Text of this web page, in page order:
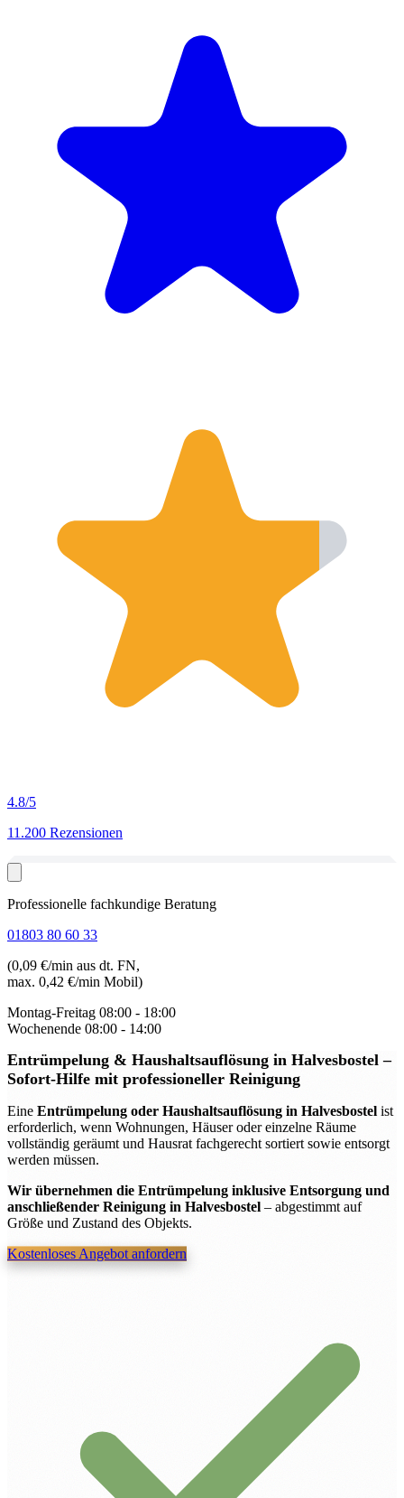
4.8/5
11.200 Rezensionen
Professionelle fachkundige Beratung
01803 80 60 33
(0,09 €/min aus dt. FN,
max. 0,42 €/min Mobil)
Montag-Freitag 08:00 - 18:00
Wochenende 08:00 - 14:00
Entrümpelung & Haushaltsauflösung in Halvesbostel–
Sofort-Hilfe mit professioneller Reinigung
Eine Entrümpelung oder Haushaltsauflösung in Halvesbostel ist
erforderlich, wenn Wohnungen, Häuser oder einzelne Räume
vollständig geräumt und Hausrat fachgerecht sortiert sowie entsorgt
werden müssen.
Wir übernehmen die Entrümpelung inklusive Entsorgung und
anschließender Reinigung in Halvesbostel– abgestimmt auf
Größe und Zustand des Objekts.
Kostenloses Angebot anfordern